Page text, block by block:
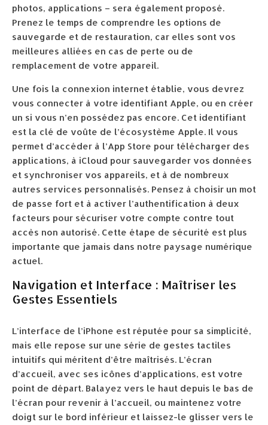
photos, applications – sera également proposé.
Prenez le temps de comprendre les options de
sauvegarde et de restauration, car elles sont vos
meilleures alliées en cas de perte ou de
remplacement de votre appareil.
Une fois la connexion internet établie, vous devrez
vous connecter à votre identifiant Apple, ou en créer
un si vous n’en possédez pas encore. Cet identifiant
est la clé de voûte de l’écosystème Apple. Il vous
permet d’accéder à l’App Store pour télécharger des
applications, à iCloud pour sauvegarder vos données
et synchroniser vos appareils, et à de nombreux
autres services personnalisés. Pensez à choisir un mot
de passe fort et à activer l’authentification à deux
facteurs pour sécuriser votre compte contre tout
accès non autorisé. Cette étape de sécurité est plus
importante que jamais dans notre paysage numérique
actuel.
Navigation et Interface : Maîtriser les
Gestes Essentiels
L’interface de l’iPhone est réputée pour sa simplicité,
mais elle repose sur une série de gestes tactiles
intuitifs qui méritent d’être maîtrisés. L’écran
d’accueil, avec ses icônes d’applications, est votre
point de départ. Balayez vers le haut depuis le bas de
l’écran pour revenir à l’accueil, ou maintenez votre
doigt sur le bord inférieur et laissez-le glisser vers le